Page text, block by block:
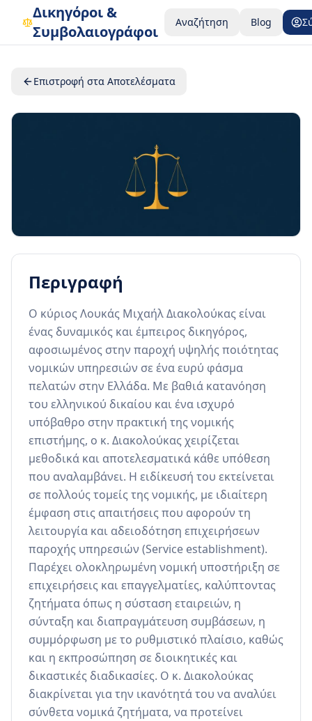
Δικηγόροι &
Συμβολαιογράφοι
Αναζήτηση Blog
Επιστροφή στα Αποτελέσματα
Περιγραφή
Ο κύριος Λουκάς Μιχαήλ Διακολούκας είναι
ένας δυναμικός και έμπειρος δικηγόρος,
αφοσιωμένος στην παροχή υψηλής ποιότητας
νομικών υπηρεσιών σε ένα ευρύ φάσμα
πελατών στην Ελλάδα. Με βαθιά κατανόηση
του ελληνικού δικαίου και ένα ισχυρό
υπόβαθρο στην πρακτική της νομικής
επιστήμης, ο κ. Διακολούκας χειρίζεται
μεθοδικά και αποτελεσματικά κάθε υπόθεση
που αναλαμβάνει. Η ειδίκευσή του εκτείνεται
σε πολλούς τομείς της νομικής, με ιδιαίτερη
έμφαση στις απαιτήσεις που αφορούν τη
λειτουργία και αδειοδότηση επιχειρήσεων
παροχής υπηρεσιών (Service establishment).
Παρέχει ολοκληρωμένη νομική υποστήριξη σε
επιχειρήσεις και επαγγελματίες, καλύπτοντας
ζητήματα όπως η σύσταση εταιρειών, η
σύνταξη και διαπραγμάτευση συμβάσεων, η
συμμόρφωση με το ρυθμιστικό πλαίσιο, καθώς
και η εκπροσώπηση σε διοικητικές και
δικαστικές διαδικασίες. Ο κ. Διακολούκας
διακρίνεται για την ικανότητά του να αναλύει
σύνθετα νομικά ζητήματα, να προτείνει